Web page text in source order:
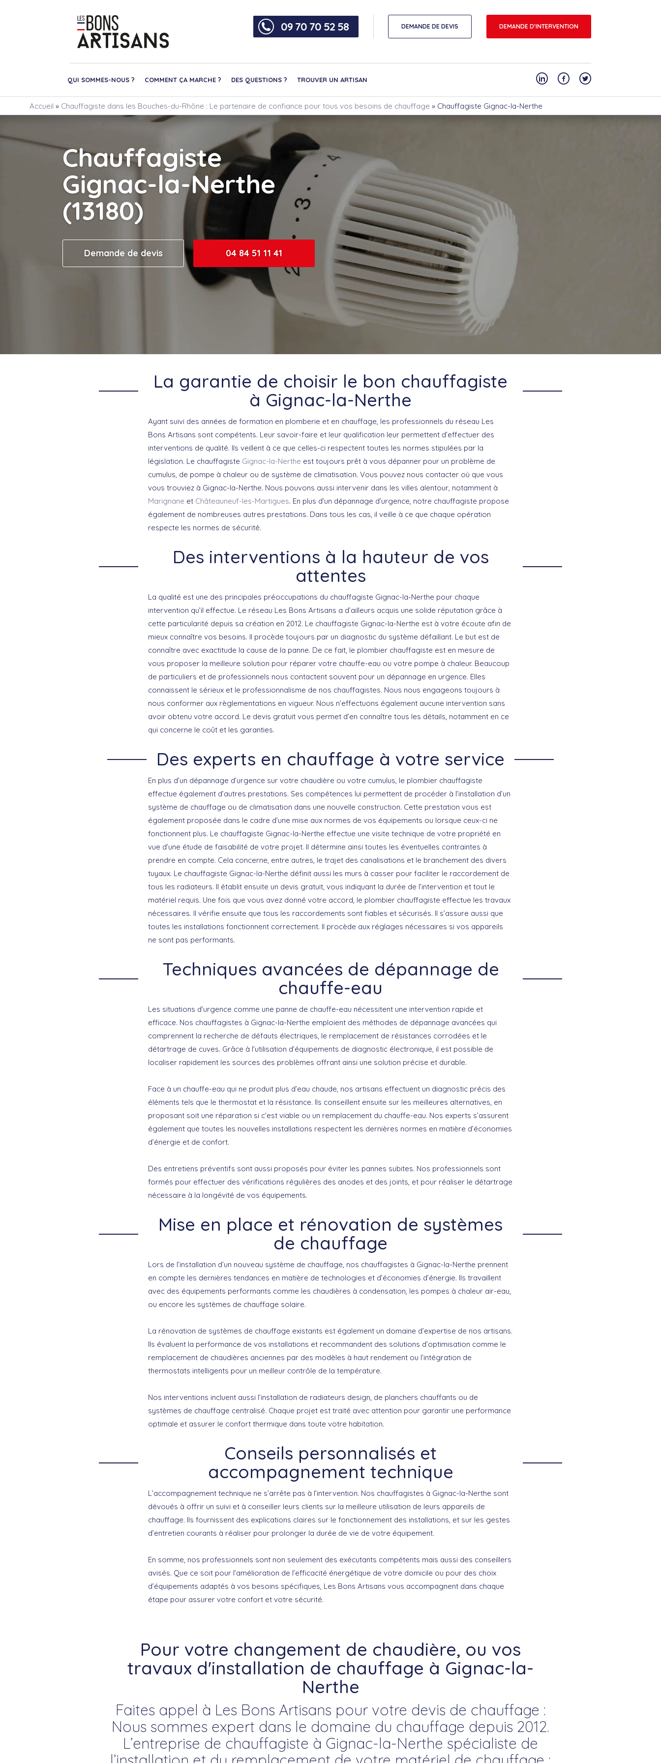
09 70 70 52 58 DEMANDE DE DEVIS DEMANDE D'INTERVENTION
QUI SOMMES-NOUS ? COMMENT ÇA MARCHE ? DES QUESTIONS ? TROUVER UN ARTISAN
Accueil » Chauffagiste dans les Bouches-du-Rhône : Le partenaire de confiance pour tous vos besoins de chauffage » Chauffagiste Gignac-la-Nerthe
Chauffagiste
Gignac-la-Nerthe
(13180)
Demande de devis 04 84 51 11 41
La garantie de choisir le bon chauffagiste
à Gignac-la-Nerthe
Ayant suivi des années de formation en plomberie et en chauffage, les professionnels du réseau Les
Bons Artisans sont compétents. Leur savoir-faire et leur qualification leur permettent d’effectuer des
interventions de qualité. Ils veillent à ce que celles-ci respectent toutes les normes stipulées par la
législation. Le chauffagiste Gignac-la-Nerthe est toujours prêt à vous dépanner pour un problème de
cumulus, de pompe à chaleur ou de système de climatisation. Vous pouvez nous contacter où que vous
vous trouviez à Gignac-la-Nerthe. Nous pouvons aussi intervenir dans les villes alentour, notamment à
Marignane et Châteauneuf-les-Martigues. En plus d’un dépannage d’urgence, notre chauffagiste propose
également de nombreuses autres prestations. Dans tous les cas, il veille à ce que chaque opération
respecte les normes de sécurité.
Des interventions à la hauteur de vos
attentes
La qualité est une des principales préoccupations du chauffagiste Gignac-la-Nerthe pour chaque
intervention qu’il effectue. Le réseau Les Bons Artisans a d’ailleurs acquis une solide réputation grâce à
cette particularité depuis sa création en 2012. Le chauffagiste Gignac-la-Nerthe est à votre écoute afin de
mieux connaître vos besoins. Il procède toujours par un diagnostic du système défaillant. Le but est de
connaître avec exactitude la cause de la panne. De ce fait, le plombier chauffagiste est en mesure de
vous proposer la meilleure solution pour réparer votre chauffe-eau ou votre pompe à chaleur. Beaucoup
de particuliers et de professionnels nous contactent souvent pour un dépannage en urgence. Elles
connaissent le sérieux et le professionnalisme de nos chauffagistes. Nous nous engageons toujours à
nous conformer aux règlementations en vigueur. Nous n’effectuons également aucune intervention sans
avoir obtenu votre accord. Le devis gratuit vous permet d’en connaître tous les détails, notamment en ce
qui concerne le coût et les garanties.
Des experts en chauffage à votre service
En plus d’un dépannage d’urgence sur votre chaudière ou votre cumulus, le plombier chauffagiste
effectue également d’autres prestations. Ses compétences lui permettent de procéder à l’installation d’un
système de chauffage ou de climatisation dans une nouvelle construction. Cette prestation vous est
également proposée dans le cadre d’une mise aux normes de vos équipements ou lorsque ceux-ci ne
fonctionnent plus. Le chauffagiste Gignac-la-Nerthe effectue une visite technique de votre propriété en
vue d’une étude de faisabilité de votre projet. Il détermine ainsi toutes les éventuelles contraintes à
prendre en compte. Cela concerne, entre autres, le trajet des canalisations et le branchement des divers
tuyaux. Le chauffagiste Gignac-la-Nerthe définit aussi les murs à casser pour faciliter le raccordement de
tous les radiateurs. Il établit ensuite un devis gratuit, vous indiquant la durée de l’intervention et tout le
matériel requis. Une fois que vous avez donné votre accord, le plombier chauffagiste effectue les travaux
nécessaires. Il vérifie ensuite que tous les raccordements sont fiables et sécurisés. Il s’assure aussi que
toutes les installations fonctionnent correctement. Il procède aux réglages nécessaires si vos appareils
ne sont pas performants.
Techniques avancées de dépannage de
chauffe-eau
Les situations d’urgence comme une panne de chauffe-eau nécessitent une intervention rapide et
efficace. Nos chauffagistes à Gignac-la-Nerthe emploient des méthodes de dépannage avancées qui
comprennent la recherche de défauts électriques, le remplacement de résistances corrodées et le
détartrage de cuves. Grâce à l’utilisation d’équipements de diagnostic électronique, il est possible de
localiser rapidement les sources des problèmes offrant ainsi une solution précise et durable.
Face à un chauffe-eau qui ne produit plus d’eau chaude, nos artisans effectuent un diagnostic précis des
éléments tels que le thermostat et la résistance. Ils conseillent ensuite sur les meilleures alternatives, en
proposant soit une réparation si c’est viable ou un remplacement du chauffe-eau. Nos experts s’assurent
également que toutes les nouvelles installations respectent les dernières normes en matière d’économies
d’énergie et de confort.
Des entretiens préventifs sont aussi proposés pour éviter les pannes subites. Nos professionnels sont
formés pour effectuer des vérifications régulières des anodes et des joints, et pour réaliser le détartrage
nécessaire à la longévité de vos équipements.
Mise en place et rénovation de systèmes
de chauffage
Lors de l’installation d’un nouveau système de chauffage, nos chauffagistes à Gignac-la-Nerthe prennent
en compte les dernières tendances en matière de technologies et d’économies d’énergie. Ils travaillent
avec des équipements performants comme les chaudières à condensation, les pompes à chaleur air-eau,
ou encore les systèmes de chauffage solaire.
La rénovation de systèmes de chauffage existants est également un domaine d’expertise de nos artisans.
Ils évaluent la performance de vos installations et recommandent des solutions d’optimisation comme le
remplacement de chaudières anciennes par des modèles à haut rendement ou l’intégration de
thermostats intelligents pour un meilleur contrôle de la température.
Nos interventions incluent aussi l’installation de radiateurs design, de planchers chauffants ou de
systèmes de chauffage centralisé. Chaque projet est traité avec attention pour garantir une performance
optimale et assurer le confort thermique dans toute votre habitation.
Conseils personnalisés et
accompagnement technique
L’accompagnement technique ne s’arrête pas à l’intervention. Nos chauffagistes à Gignac-la-Nerthe sont
dévoués à offrir un suivi et à conseiller leurs clients sur la meilleure utilisation de leurs appareils de
chauffage. Ils fournissent des explications claires sur le fonctionnement des installations, et sur les gestes
d’entretien courants à réaliser pour prolonger la durée de vie de votre équipement.
En somme, nos professionnels sont non seulement des exécutants compétents mais aussi des conseillers
avisés. Que ce soit pour l’amélioration de l’efficacité énergétique de votre domicile ou pour des choix
d’équipements adaptés à vos besoins spécifiques, Les Bons Artisans vous accompagnent dans chaque
étape pour assurer votre confort et votre sécurité.
Pour votre changement de chaudière, ou vos
travaux d'installation de chauffage à Gignac-la-
Nerthe
Faites appel à Les Bons Artisans pour votre devis de chauffage :
Nous sommes expert dans le domaine du chauffage depuis 2012.
L’entreprise de chauffagiste à Gignac-la-Nerthe spécialiste de